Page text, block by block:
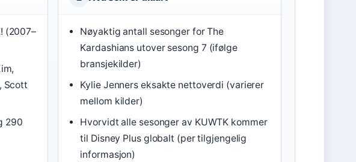
(2007–
Scott
290
Nøyaktig antall sesonger for The
Kardashians utover sesong 7 (ifølge
bransjekilder)
Kylie Jenners eksakte nettoverdi (varierer
mellom kilder)
Hvorvidt alle sesonger av KUWTK kommer
til Disney Plus globalt (per tilgjengelig
informasjon)